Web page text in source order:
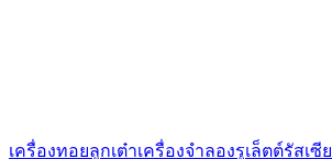
เครื่องทอยลูกเต๋าเครื่องจำลองรูเล็ตต์รัสเซีย